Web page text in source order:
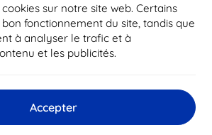
sur notre site web. Certains
fonctionnement du site, tandis que
à analyser le trafic et à
et les publicités.
Accepter
Réduction